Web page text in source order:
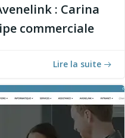
: Carina
commerciale
Lire la suite